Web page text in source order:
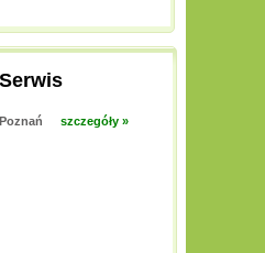
szczegóły »
Poznań